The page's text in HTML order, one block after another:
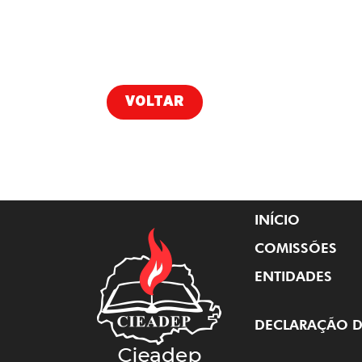
VOLTAR
INÍCIO
COMISSÕES
ENTIDADES
DECLARAÇÃO